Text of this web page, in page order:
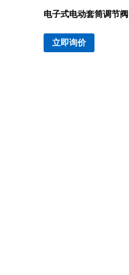
电子式电动套筒调节阀
立即询价